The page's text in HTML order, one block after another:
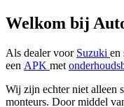
Welkom bij
Als dealer voor Suzuki en
een APK met
Wij zijn echter niet alleen
monteurs. Door middel